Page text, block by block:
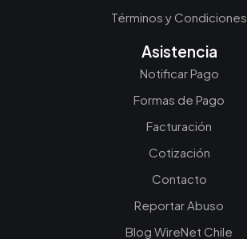
Términos y Condiciones
Asistencia
Notificar Pago
Formas de Pago
Facturación
Cotización
Contacto
Reportar Abuso
Blog WireNet Chile